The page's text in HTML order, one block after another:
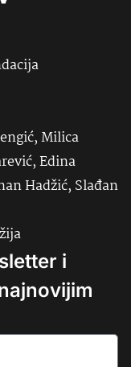
Milica
Edina
Hadžić, Slađan
i